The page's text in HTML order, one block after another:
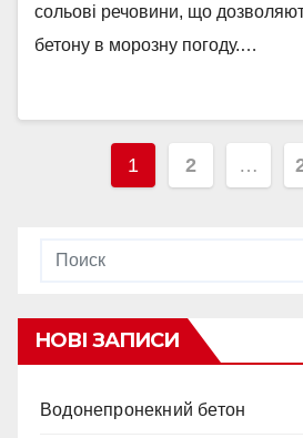
сольові речовини, що
бетону в морозну погоду.…
Навигация
записям
1 2 …
НОВІ ЗАПИСИ
Водонепронекний бетон